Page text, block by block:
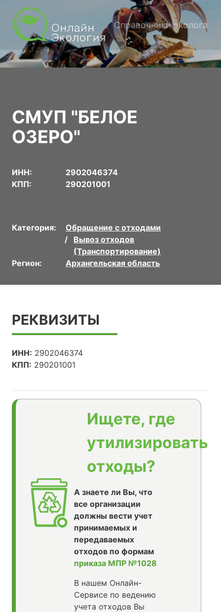
Справочники эколога
СМУП "БЕЛОЕ
ОЗЕРО"
ИНН:
2902046374
КПП:
290201001
Категория:
Обращение с отходами
Вывоз отходов
(Транспортирование)
Регион:
Архангельская область
РЕКВИЗИТЫ
ИНН: 2902046374
КПП: 290201001
Ищете, где
утилизировать
отходы?
А знаете ли Вы, что
все организации
должны вести учет
принимаемых и
передаваемых
отходов по формам
приказа МПР №1028
В нашем Онлайн-
Сервисе по ведению
учета отходов Вы